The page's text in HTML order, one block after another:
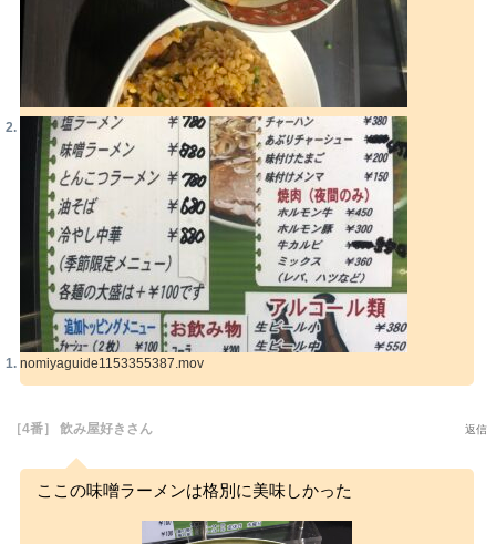
nomiyaguide1153355387.mov
［4番］ 飲み屋好きさん 返信
ここの味噌ラーメンは格別に美味しかった